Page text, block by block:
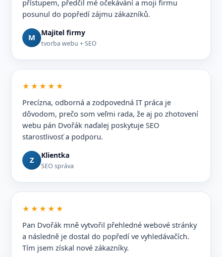
přístupem, předčil mé očekávání a moji firmu
posunul do popředí zájmu zákazníků.
M Majitel firmy
tvorba webu + SEO
★★★★★
Precízna, odborná a zodpovedná IT práca je
dôvodom, prečo som veľmi rada, že aj po zhotovení
webu pán Dvořák naďalej poskytuje SEO
starostlivosť a podporu.
Z Klientka
SEO správa
★★★★★
Pan Dvořák mně vytvořil přehledné webové stránky
a následně je dostal do popředí ve vyhledávačích.
Tím jsem získal nové zákazníky.